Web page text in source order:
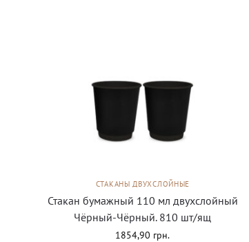
СТАКАНЫ ДВУХСЛОЙНЫЕ
Стакан бумажный 110 мл двухслойный
Чёрный-Чёрный. 810 шт/ящ
1854,90 грн.